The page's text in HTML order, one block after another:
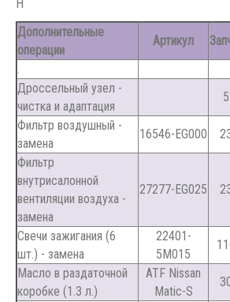
Н
Дополнительные
операции
Артикул
.
Дроссельный узел -
чистка и адаптация
Фильтр воздушный -
замена
16546-EG000
Фильтр
внутрисалонной
вентиляции воздуха -
замена
27277-EG025
Свечи зажигания (6
шт.) - замена
22401-
5M015
Масло в раздаточной
коробке (1.3 л.)
ATF Nissan
Matic-S